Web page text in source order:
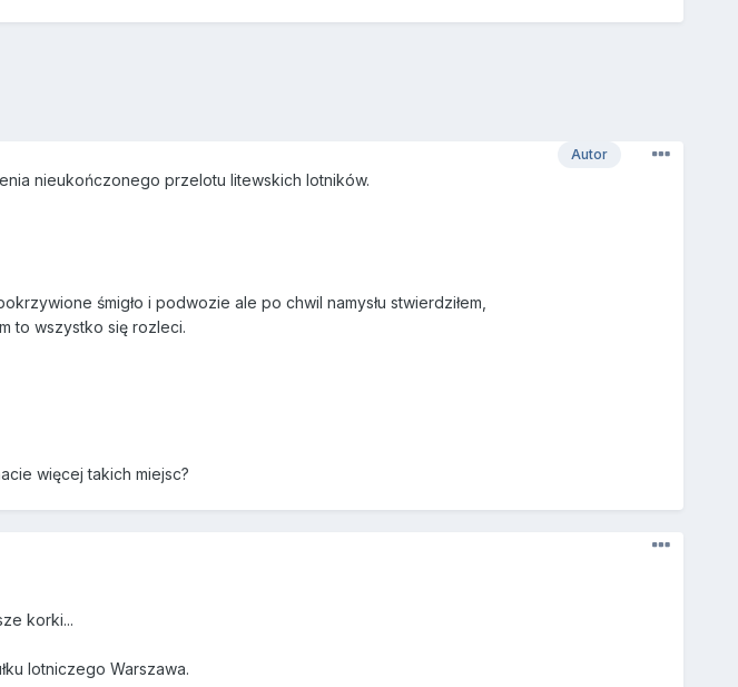
Autor
nieukończonego przelotu litewskich lotników.
śmigło i podwozie ale po chwil namysłu stwierdziłem,
to wszystko się rozleci.
więcej takich miejsc?
korki...
lotniczego Warszawa.